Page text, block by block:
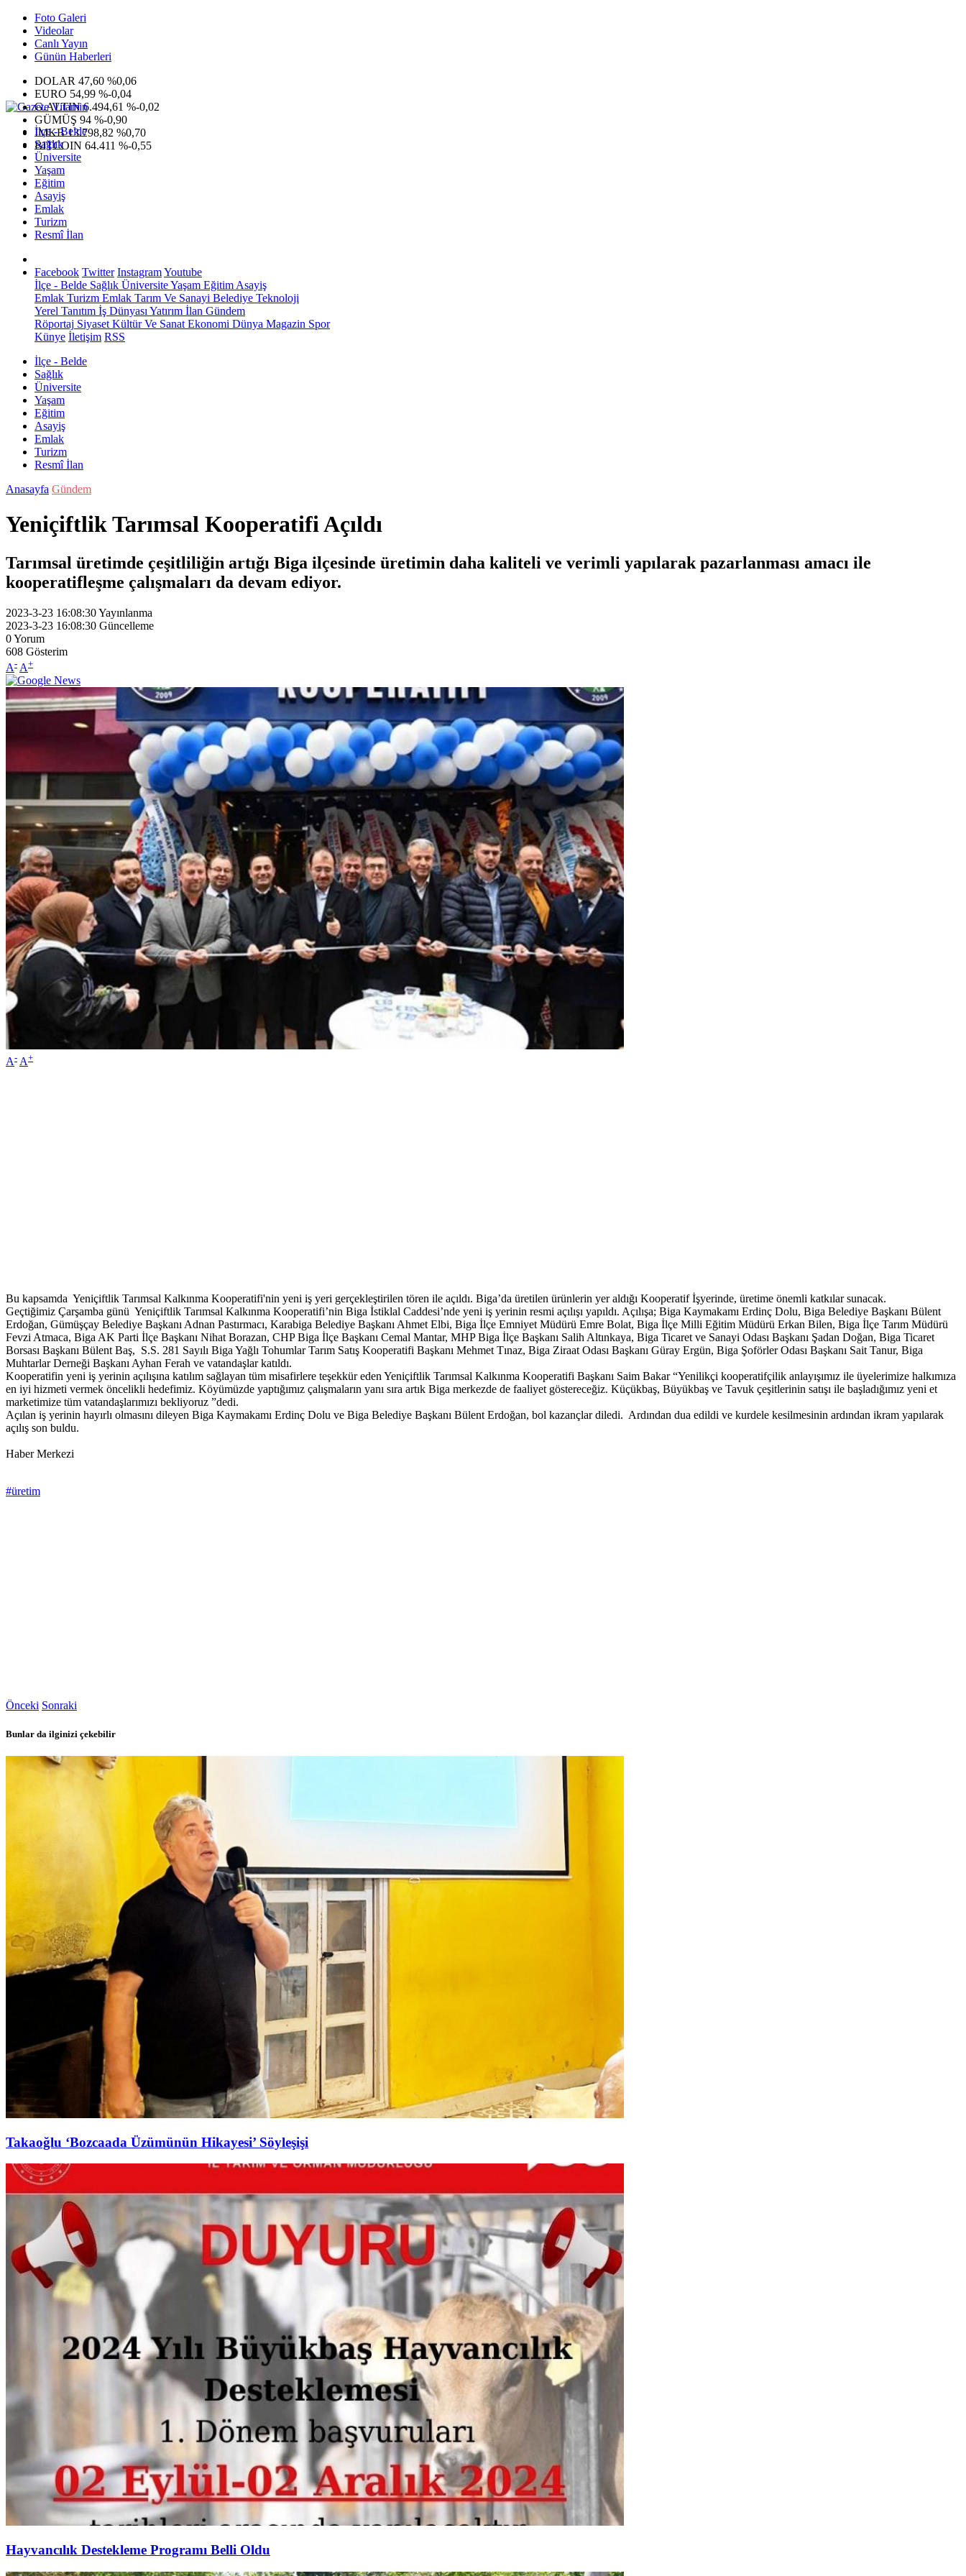
Foto Galeri
Videolar
Canlı Yayın
Günün Haberleri
DOLAR 47,60 %0,06
EURO 54,99 %-0,04
G.ALTIN6.494,61 %-0,02
GÜMÜŞ 94 %-0,90
IMKB13.798,82 %0,70
BITCOIN 64.411 %-0,55
İlçe - Belde
Sağlık
Üniversite
Yaşam
Eğitim
Asayiş
Emlak
Turizm
Resmî İlan
Facebook Twitter InstagramYoutube
İlçe - Belde Sağlık ÜniversiteYaşam Eğitim Asayiş
Emlak Turizm Emlak Tarım Ve Sanayi Belediye Teknoloji
Yerel Tanıtım İş Dünyası Yatırım İlan Gündem
Röportaj Siyaset Kültür Ve Sanat Ekonomi Dünya Magazin Spor
Künye İletişim RSS
İlçe - Belde
Sağlık
Üniversite
Yaşam
Eğitim
Asayiş
Emlak
Turizm
Resmî İlan
Anasayfa Gündem
Yeniçiftlik Tarımsal Kooperatifi Açıldı
Tarımsal üretimde çeşitliliğin artığı Biga ilçesinde üretimin daha kaliteli ve verimli yapılarak pazarlanması amacı ile
kooperatifleşme çalışmaları da devam ediyor.
2023-3-23 16:08:30Yayınlanma
2023-3-23 16:08:30 Güncelleme
0Yorum
608 Gösterim
A- A+
A- A+
Bu kapsamda Yeniçiftlik Tarımsal Kalkınma Kooperatifi'nin yeni iş yeri gerçekleştirilen tören ile açıldı. Biga’da üretilen ürünlerin yer aldığı Kooperatif İşyerinde, üretime önemli katkılar sunacak.
Geçtiğimiz Çarşamba günü Yeniçiftlik Tarımsal Kalkınma Kooperatifi’nin Biga İstiklal Caddesi’nde yeni iş yerinin resmi açılışı yapıldı. Açılışa; Biga Kaymakamı Erdinç Dolu, Biga Belediye Başkanı Bülent
Erdoğan, Gümüşçay Belediye Başkanı Adnan Pastırmacı, Karabiga Belediye Başkanı Ahmet Elbi, Biga İlçe Emniyet Müdürü Emre Bolat, Biga İlçe Milli Eğitim Müdürü Erkan Bilen, Biga İlçe Tarım Müdürü
Fevzi Atmaca, Biga AK Parti İlçe Başkanı Nihat Borazan, CHP Biga İlçe Başkanı Cemal Mantar, MHP Biga İlçe Başkanı Salih Altınkaya, Biga Ticaret ve Sanayi Odası Başkanı Şadan Doğan, Biga Ticaret
Borsası Başkanı Bülent Baş, S.S. 281 Sayılı Biga Yağlı Tohumlar Tarım Satış Kooperatifi Başkanı Mehmet Tınaz, Biga Ziraat Odası Başkanı Güray Ergün, Biga Şoförler Odası Başkanı Sait Tanur, Biga
Muhtarlar Derneği Başkanı Ayhan Ferah ve vatandaşlar katıldı.
Kooperatifin yeni iş yerinin açılışına katılım sağlayan tüm misafirlere teşekkür eden Yeniçiftlik Tarımsal Kalkınma Kooperatifi Başkanı Saim Bakar “Yenilikçi kooperatifçilik anlayışımız ile üyelerimize halkımıza
en iyi hizmeti vermek öncelikli hedefimiz. Köyümüzde yaptığımız çalışmaların yanı sıra artık Biga merkezde de faaliyet göstereceğiz. Küçükbaş, Büyükbaş ve Tavuk çeşitlerinin satışı ile başladığımız yeni et
marketimize tüm vatandaşlarımızı bekliyoruz ”dedi.
Açılan iş yerinin hayırlı olmasını dileyen Biga Kaymakamı Erdinç Dolu ve Biga Belediye Başkanı Bülent Erdoğan, bol kazançlar diledi. Ardından dua edildi ve kurdele kesilmesinin ardından ikram yapılarak
açılış son buldu.
Haber Merkezi
#üretim
Önceki Sonraki
Bunlar da ilginizi çekebilir
Takaoğlu ‘Bozcaada Üzümünün Hikayesi’ Söyleşişi
Hayvancılık Destekleme Programı Belli Oldu